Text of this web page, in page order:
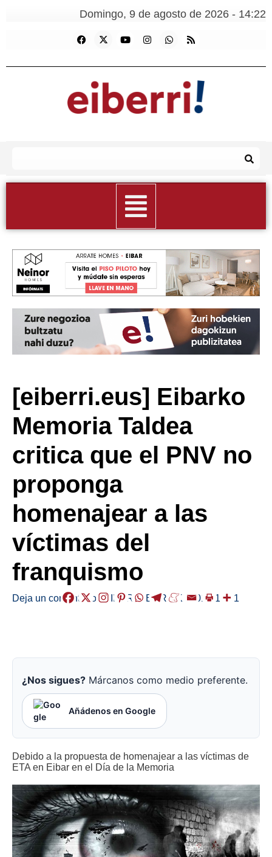
Domingo, 9 de agosto de 2026 - 14:22
[eiberri.eus] Eibarko
Memoria Taldea
critica que el PNV no
proponga
homenajear a las
víctimas del
franquismo
Deja un comentario /EIBAR ,HERRIAK /2018-11-21
¿Nos sigues? Márcanos como medio preferente.
Añádenos en Google
Debido a la propuesta de homenajear a las víctimas de
ETA en Eibar en el Día de la Memoria